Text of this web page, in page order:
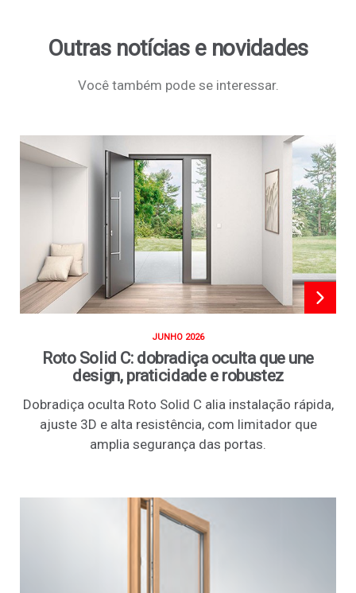
Outras notícias e novidades
Você também pode se interessar.
JUNHO 2026
Roto Solid C: dobradiça oculta que une
design, praticidade e robustez
Dobradiça oculta Roto Solid C alia instalação rápida,
ajuste 3D e alta resistência, com limitador que
amplia segurança das portas.